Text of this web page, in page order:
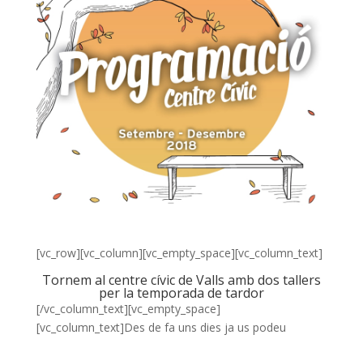
[vc_row][vc_column][vc_empty_space][vc_column_text]
Tornem al centre cívic de Valls amb dos tallers
per la temporada de tardor
[/vc_column_text][vc_empty_space]
[vc_column_text]Des de fa uns dies ja us podeu